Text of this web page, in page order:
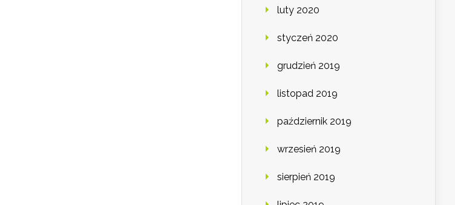
luty 2020
styczeń 2020
grudzień 2019
listopad 2019
październik 2019
wrzesień 2019
sierpień 2019